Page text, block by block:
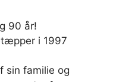
90 år!
i 1997
sin familie og